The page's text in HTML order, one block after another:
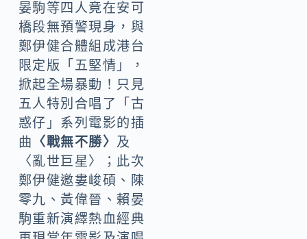
晏駒等四人竟在安可
橋段無預警現身，與
鄭伊健合體組成港台
限定版「五堅情」，
掀起全場暴動！只見
五人特別合唱了「古
惑仔」系列電影的插
曲
〈戰無不勝〉 及
〈亂世巨星〉；此次
鄭伊健邀婁峻碩、陳
零九、黃偉晉、賴晏
駒重新演繹熱血經典